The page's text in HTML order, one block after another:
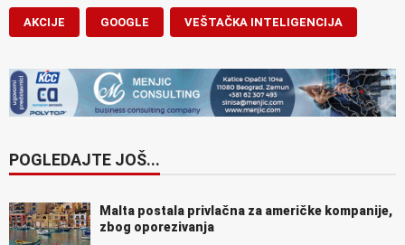
AKCIJE GOOGLE VEŠTAČKA INTELIGENCIJA
POGLEDAJTE JOŠ...
Malta postala privlačna za američke kompanije,
zbog oporezivanja